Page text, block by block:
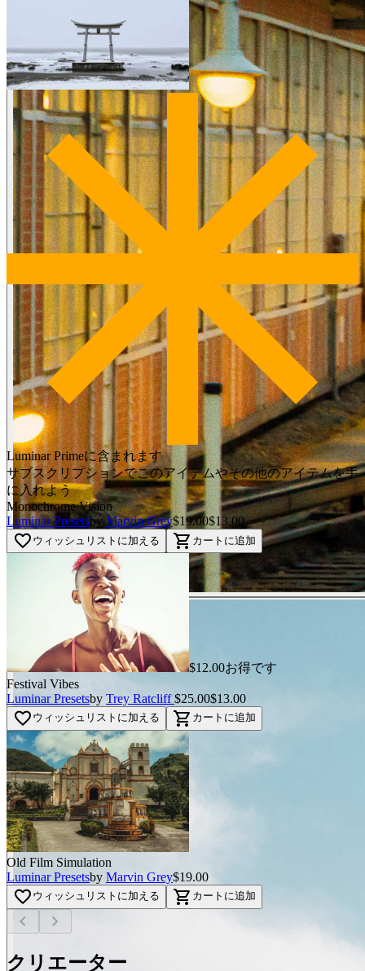
Luminar Primeに含まれます
サブスクリプションでこのアイテムやその他のアイテムを手
に入れよう
Monochrome Vision
Luminar Presetsby Marvin Grey$19.00$13.00
favorite_border ウィッシュリストに加える shopping_cart カートに追加
$12.00お得です
Festival Vibes
Luminar Presetsby Trey Ratcliff$25.00$13.00
favorite_border ウィッシュリストに加える shopping_cart カートに追加
Old Film Simulation
Luminar Presetsby Marvin Grey$19.00
favorite_border ウィッシュリストに加える shopping_cart カートに追加
chevron_left chevron_right
クリエーター